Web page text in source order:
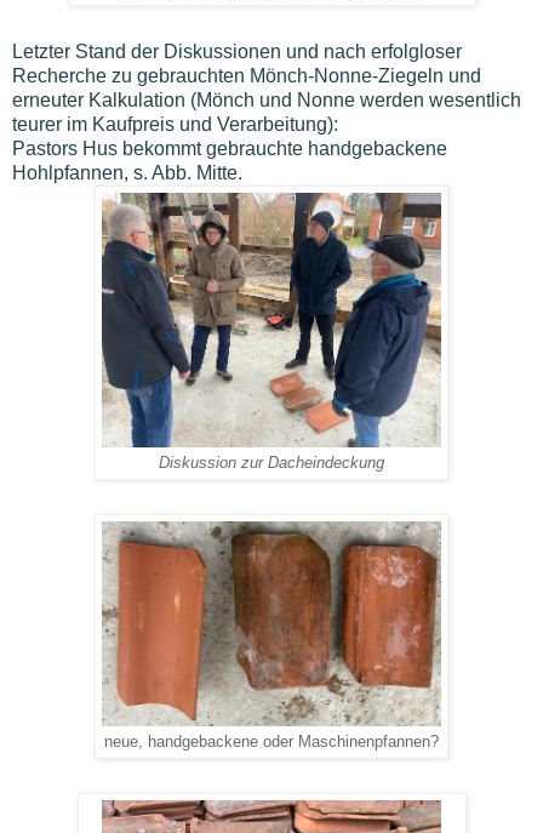
Letzter Stand der Diskussionen und nach erfolgloser
Recherche zu gebrauchten Mönch-Nonne-Ziegeln und
erneuter Kalkulation (Mönch und Nonne werden wesentlich
teurer im Kaufpreis und Verarbeitung):
Pastors Hus bekommt gebrauchte handgebackene
Hohlpfannen, s. Abb. Mitte.
Diskussion zur Dacheindeckung
neue, handgebackene oder Maschinenpfannen?